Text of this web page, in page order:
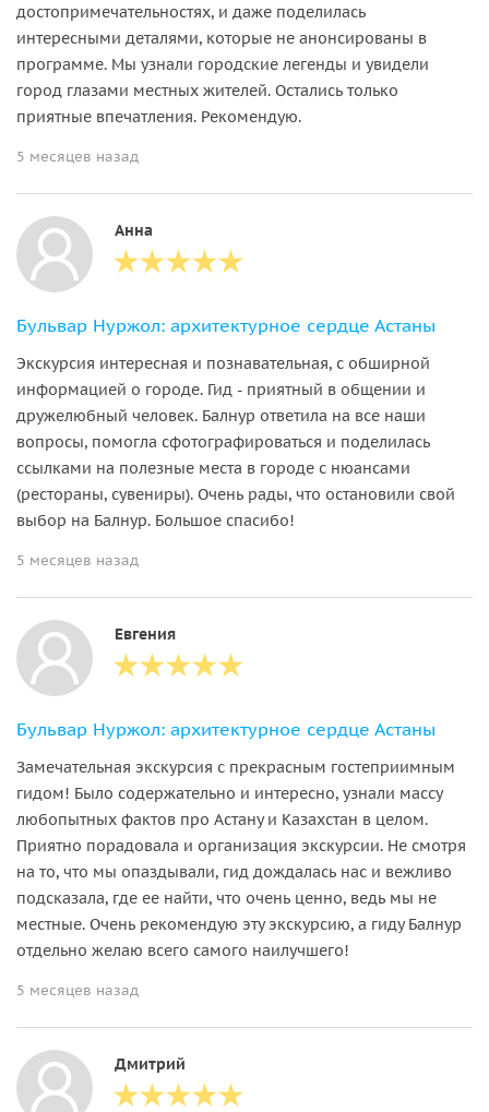
достопримечательностях, и даже поделилась
интересными деталями, которые не анонсированы в
программе. Мы узнали городские легенды и увидели
город глазами местных жителей. Остались только
приятные впечатления. Рекомендую.
5 месяцев назад
Анна
Бульвар Нуржол: архитектурное сердце Астаны
Экскурсия интересная и познавательная, с обширной
информацией о городе. Гид - приятный в общении и
дружелюбный человек. Балнур ответила на все наши
вопросы, помогла сфотографироваться и поделилась
ссылками на полезные места в городе с нюансами
(рестораны, сувениры). Очень рады, что остановили свой
выбор на Балнур. Большое спасибо!
5 месяцев назад
Евгения
Бульвар Нуржол: архитектурное сердце Астаны
Замечательная экскурсия с прекрасным гостеприимным
гидом! Было содержательно и интересно, узнали массу
любопытных фактов про Астану и Казахстан в целом.
Приятно порадовала и организация экскурсии. Не смотря
на то, что мы опаздывали, гид дождалась нас и вежливо
подсказала, где ее найти, что очень ценно, ведь мы не
местные. Очень рекомендую эту экскурсию, а гиду Балнур
отдельно желаю всего самого наилучшего!
5 месяцев назад
Дмитрий